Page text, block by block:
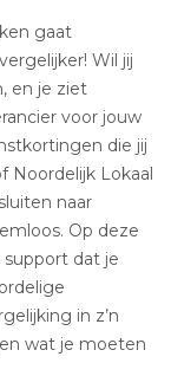
gaat
Wil jij
en je ziet
voor jouw
die jij
Noordelijk Lokaal
naar
Op deze
dat je
in z’n
wat je moeten